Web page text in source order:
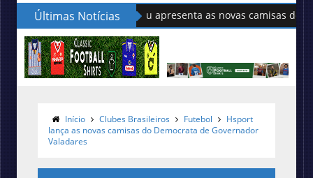
Últimas NotíciasSudu apresenta as novas camisas do País de
Início Clubes Brasileiros Futebol
Hsport
lança as novas camisas do Democrata de Governador
Valadares